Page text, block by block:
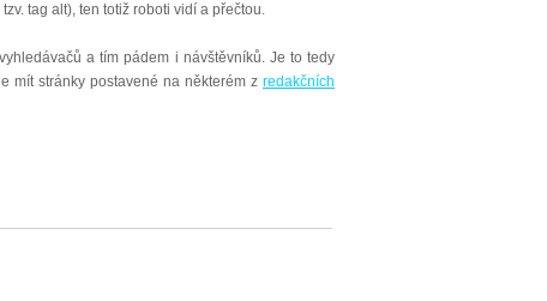
tag alt), ten totiž roboti vidí a přečtou.
a tím pádem i návštěvníků. Je to tedy
mít stránky postavené na některém z redakčních